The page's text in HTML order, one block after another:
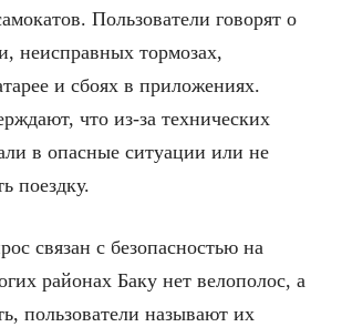
Пользователи говорят о
неисправных тормозах,
и сбоях в приложениях.
что из-за технических
в опасные ситуации или не
поездку.
связан с безопасностью на
районах Баку нет велополос, а
пользователи называют их